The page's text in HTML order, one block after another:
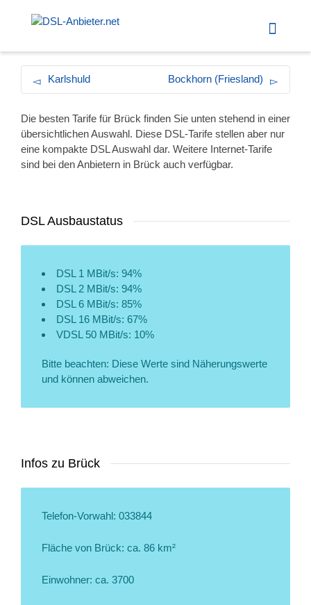
Karlshuld Bockhorn (Friesland)
Die besten Tarife für Brück finden Sie unten stehend in einer
übersichtlichen Auswahl. Diese DSL-Tarife stellen aber nur
eine kompakte DSL Auswahl dar. Weitere Internet-Tarife
sind bei den Anbietern in Brück auch verfügbar.
DSL Ausbaustatus
DSL 1 MBit/s: 94%
DSL 2 MBit/s: 94%
DSL 6 MBit/s: 85%
DSL 16 MBit/s: 67%
VDSL 50 MBit/s: 10%
Bitte beachten: Diese Werte sind Näherungswerte
und können abweichen.
Infos zu Brück
Telefon-Vorwahl: 033844
Fläche von Brück: ca. 86 km²
Einwohner: ca. 3700